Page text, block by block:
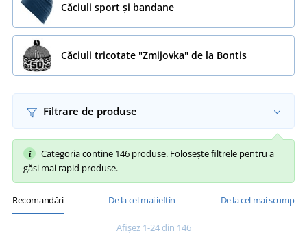
Căciuli sport și bandane
Căciuli tricotate "Zmijovka" de la Bontis
Filtrare de produse
Categoria conține 146 produse. Folosește filtrele pentru a
găsi mai rapid produse.
Recomandări De la cel mai ieftin De la cel mai scump
Afișez 1-24 din 146